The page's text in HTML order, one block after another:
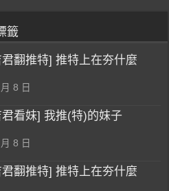
籤
翻推特] 推特上在夯什麼
8 日
看妹] 我推(特)的妹子
8 日
翻推特] 推特上在夯什麼